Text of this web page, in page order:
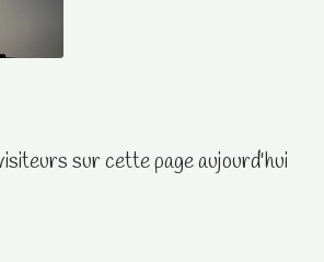
sur cette page aujourd'hui